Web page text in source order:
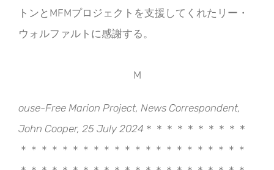
トンとMFMプロジェクトを支援してくれたリー・
ウォルファルトに感謝する。
M
ouse-Free Marion Project, News Correspondent,
John Cooper, 25 July 2024 ＊＊＊＊＊＊＊＊＊＊
＊＊＊＊＊＊＊＊＊＊＊＊＊＊＊＊＊＊＊＊＊＊